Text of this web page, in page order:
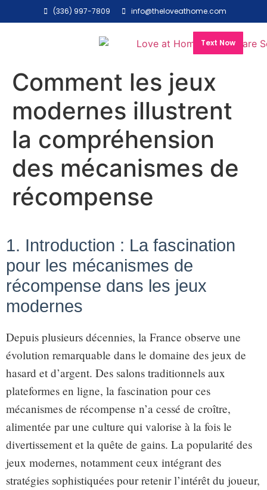
(336) 997-7809 info@theloveathome.com
Text Now
Comment les jeux
modernes illustrent
la compréhension
des mécanismes de
récompense
1. Introduction : La fascination
pour les mécanismes de
récompense dans les jeux
modernes
Depuis plusieurs décennies, la France observe une
évolution remarquable dans le domaine des jeux de
hasard et d’argent. Des salons traditionnels aux
plateformes en ligne, la fascination pour ces
mécanismes de récompense n’a cessé de croître,
alimentée par une culture qui valorise à la fois le
divertissement et la quête de gains. La popularité des
jeux modernes, notamment ceux intégrant des
stratégies sophistiquées pour retenir l’intérêt du joueur,